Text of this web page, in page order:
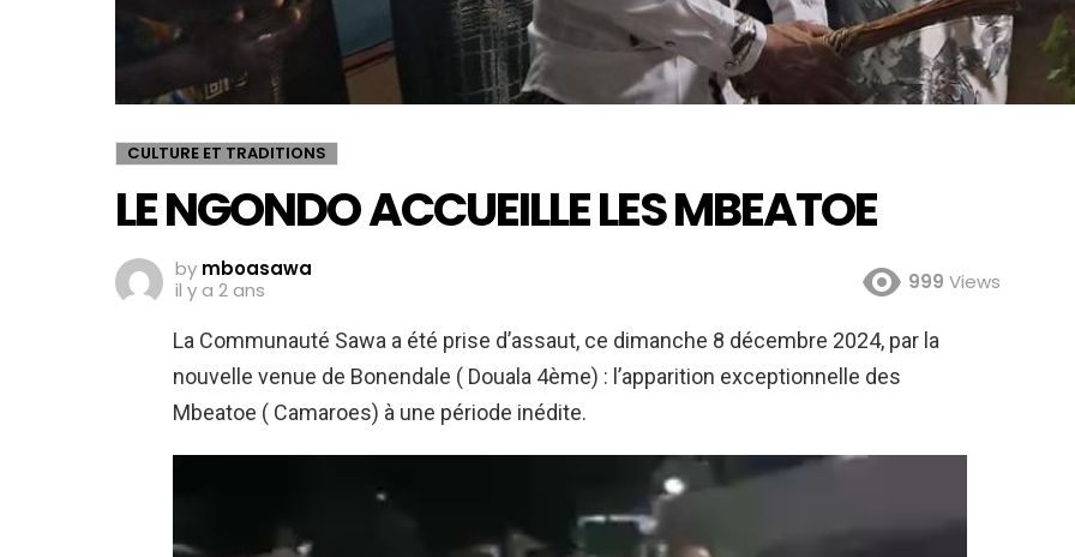
CULTURE ET TRADITIONS
LE NGONDO ACCUEILLE LES MBEATOE
by mboasawa
il y a 2 ans
999 Views
La Communauté Sawa a été prise d’assaut, ce dimanche 8 décembre 2024, par la
nouvelle venue de Bonendale ( Douala 4ème) : l’apparition exceptionnelle des
Mbeatoe ( Camaroes) à une période inédite.